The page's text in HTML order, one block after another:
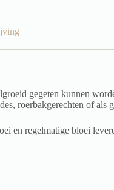
gegeten kunnen
roerbakgerechten of als
en regelmatige bloei